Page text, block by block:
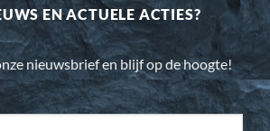
EN ACTUELE ACTIES?
nieuwsbrief en blijf op de hoogte!